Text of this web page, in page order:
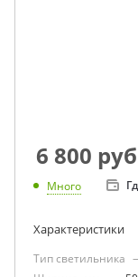
6 800
Много
Характеристики
Тип светильника